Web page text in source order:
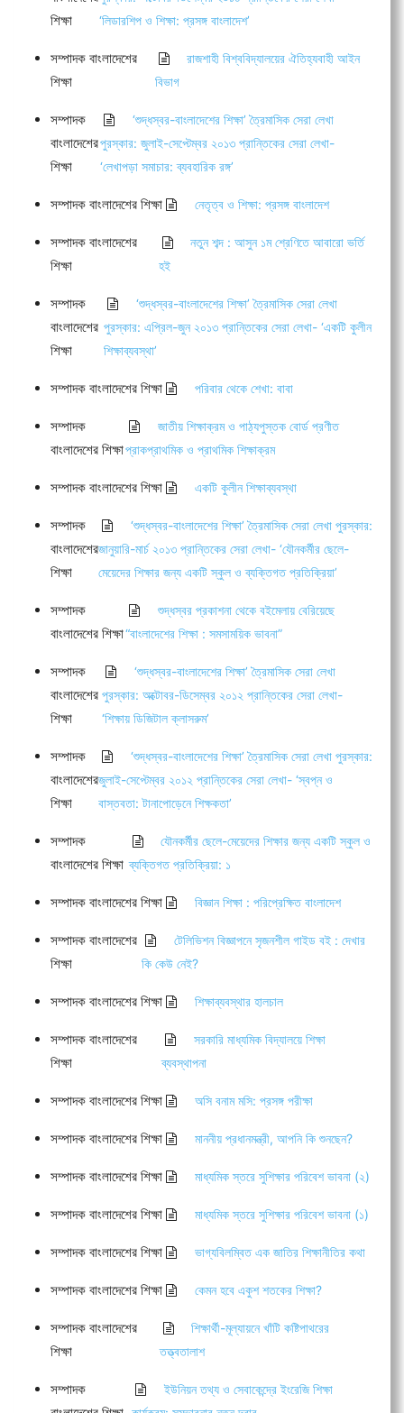
শিক্ষা
‘লিডারশিপ ও শিক্ষা: প্রসঙ্গ বাংলাদেশ’
সম্পাদক বাংলাদেশের
শিক্ষা
রাজশাহী বিশ্ববিদ্যালয়ের ঐতিহ্যবাহী আইন
বিভাগ
সম্পাদক
বাংলাদেশের
শিক্ষা
‘শুদ্ধস্বর-বাংলাদেশের শিক্ষা’ ত্রৈমাসিক সেরা লেখা
পুরস্কার: জুলাই-সেপ্টেম্বর ২০১৩ প্রান্তিকের সেরা লেখা-
‘লেখাপড়া সমাচার: ব্যবহারিক রঙ্গ’
সম্পাদক বাংলাদেশের শিক্ষা নেতৃত্ব ও শিক্ষা: প্রসঙ্গ বাংলাদেশ
সম্পাদক বাংলাদেশের
শিক্ষা
নতুন শব্দ : আসুন ১ম শ্রেণিতে আবারো ভর্তি
হই
সম্পাদক
বাংলাদেশের
শিক্ষা
‘শুদ্ধস্বর-বাংলাদেশের শিক্ষা’ ত্রৈমাসিক সেরা লেখা
পুরস্কার: এপ্রিল-জুন ২০১৩ প্রান্তিকের সেরা লেখা- ‘একটি কুলীন
শিক্ষাব্যবস্থা’
সম্পাদক বাংলাদেশের শিক্ষা পরিবার থেকে শেখা: বাবা
সম্পাদক
বাংলাদেশের শিক্ষা
জাতীয় শিক্ষাক্রম ও পাঠ্যপুস্তক বোর্ড প্রণীত
প্রাকপ্রাথমিক ও প্রাথমিক শিক্ষাক্রম
সম্পাদক বাংলাদেশের শিক্ষা একটি কুলীন শিক্ষাব্যবস্থা
সম্পাদক
বাংলাদেশের
শিক্ষা
‘শুদ্ধস্বর-বাংলাদেশের শিক্ষা’ ত্রৈমাসিক সেরা লেখা পুরস্কার:
জানুয়ারি-মার্চ ২০১৩ প্রান্তিকের সেরা লেখা- ‘যৌনকর্মীর ছেলে-
মেয়েদের শিক্ষার জন্য একটি স্কুল ও ব্যক্তিগত প্রতিক্রিয়া’
সম্পাদক
বাংলাদেশের শিক্ষা
শুদ্ধস্বর প্রকাশনা থেকে বইমেলায় বেরিয়েছে
“বাংলাদেশের শিক্ষা : সমসাময়িক ভাবনা”
সম্পাদক
বাংলাদেশের
শিক্ষা
‘শুদ্ধস্বর-বাংলাদেশের শিক্ষা’ ত্রৈমাসিক সেরা লেখা
পুরস্কার: অক্টোবর-ডিসেম্বর ২০১২ প্রান্তিকের সেরা লেখা-
‘শিক্ষায় ডিজিটাল ক্লাসরুম’
সম্পাদক
বাংলাদেশের
শিক্ষা
‘শুদ্ধস্বর-বাংলাদেশের শিক্ষা’ ত্রৈমাসিক সেরা লেখা পুরস্কার:
জুলাই-সেপ্টেম্বর ২০১২ প্রান্তিকের সেরা লেখা- ‘স্বপ্ন ও
বাস্তবতা: টানাপোড়েনে শিক্ষকতা’
সম্পাদক
বাংলাদেশের শিক্ষা
যৌনকর্মীর ছেলে-মেয়েদের শিক্ষার জন্য একটি স্কুল ও
ব্যক্তিগত প্রতিক্রিয়া: ১
সম্পাদক বাংলাদেশের শিক্ষা বিজ্ঞান শিক্ষা : পরিপ্রেক্ষিত বাংলাদেশ
সম্পাদক বাংলাদেশের
শিক্ষা
টেলিভিশন বিজ্ঞাপনে সৃজনশীল গাইড বই : দেখার
কি কেউ নেই?
সম্পাদক বাংলাদেশের শিক্ষা শিক্ষাব্যবস্থার হালচাল
সম্পাদক বাংলাদেশের
শিক্ষা
সরকারি মাধ্যমিক বিদ্যালয়ে শিক্ষা
ব্যবস্থাপনা
সম্পাদক বাংলাদেশের শিক্ষা অসি বনাম মসি: প্রসঙ্গ পরীক্ষা
সম্পাদক বাংলাদেশের শিক্ষা মাননীয় প্রধানমন্ত্রী, আপনি কি শুনছেন?
সম্পাদক বাংলাদেশের শিক্ষা মাধ্যমিক স্তরে সুশিক্ষার পরিবেশ ভাবনা (২)
সম্পাদক বাংলাদেশের শিক্ষা মাধ্যমিক স্তরে সুশিক্ষার পরিবেশ ভাবনা (১)
সম্পাদক বাংলাদেশের শিক্ষা ভাগ্যবিলম্বিত এক জাতির শিক্ষানীতির কথা
সম্পাদক বাংলাদেশের শিক্ষা কেমন হবে একুশ শতকের শিক্ষা?
সম্পাদক বাংলাদেশের
শিক্ষা
শিক্ষার্থী-মূল্যায়নে খাঁটি কষ্টিপাথরের
তত্ত্বতালাশ
সম্পাদক
ইউনিয়ন তথ্য ও সেবাকেন্দ্রে ইংরেজি শিক্ষা